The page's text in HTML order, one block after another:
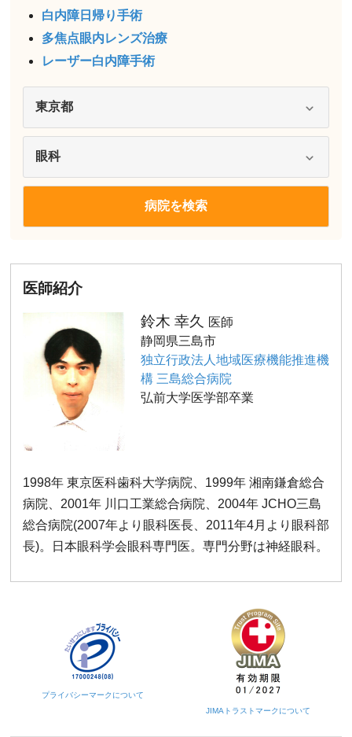
白内障日帰り手術
多焦点眼内レンズ治療
レーザー白内障手術
医師紹介
鈴木 幸久 医師
静岡県三島市
独立行政法人地域医療機能推進機
構 三島総合病院
弘前大学医学部卒業
1998年 東京医科歯科大学病院、1999年 湘南鎌倉総合
病院、2001年 川口工業総合病院、2004年 JCHO三島
総合病院(2007年より眼科医長、2011年4月より眼科部
長)。日本眼科学会眼科専門医。専門分野は神経眼科。